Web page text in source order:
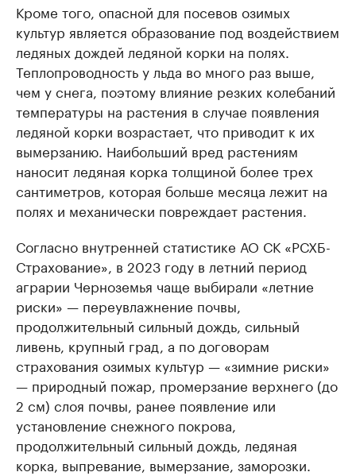
Кроме того, опасной для посевов озимых
культур является образование под воздействием
ледяных дождей ледяной корки на полях.
Теплопроводность у льда во много раз выше,
чем у снега, поэтому влияние резких колебаний
температуры на растения в случае появления
ледяной корки возрастает, что приводит к их
вымерзанию. Наибольший вред растениям
наносит ледяная корка толщиной более трех
сантиметров, которая больше месяца лежит на
полях и механически повреждает растения.
Согласно внутренней статистике АО СК «РСХБ-
Страхование», в 2023 году в летний период
аграрии Черноземья чаще выбирали «летние
риски» — переувлажнение почвы,
продолжительный сильный дождь, сильный
ливень, крупный град, а по договорам
страхования озимых культур — «зимние риски»
— природный пожар, промерзание верхнего (до
2 см) слоя почвы, ранее появление или
установление снежного покрова,
продолжительный сильный дождь, ледяная
корка, выпревание, вымерзание, заморозки.